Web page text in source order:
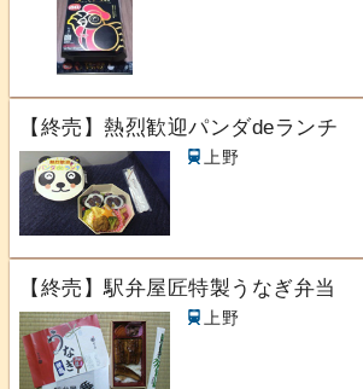
【終売】熱烈歓迎パンダdeランチ
上野
【終売】駅弁屋匠特製うなぎ弁当
上野